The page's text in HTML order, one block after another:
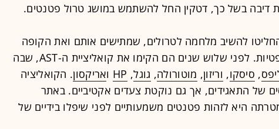
דיבה בשל כך, דטקין החל להשתמש במושג טרול פטנטים.
החליטו להשיב מלחמה לטרולים, שמתישים אותם ואת הקופה
שלהם בתביעות משפטיות. לפני שלוש שנים הם הקימו את קואליציית ה-AST, שבה
, סיסקו, וריזון, מוטורולה, גוגל,
HP ואריקסון. הקואליציה
של התאגידים, אך גם נוקטת צעדים אקטיביים. באתר
היא לזהות פטנטים משמעותיים לפני שיפלו בידיים של